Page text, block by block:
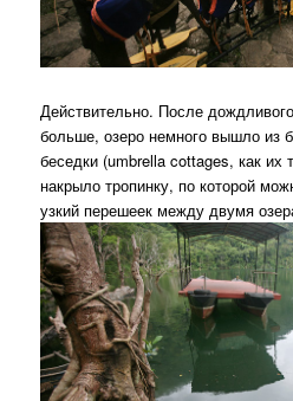
Действительно. После
больше, озеро немного вышло из
беседки (umbrella cottages, как
накрыло тропинку, по которой
узкий перешеек между двумя